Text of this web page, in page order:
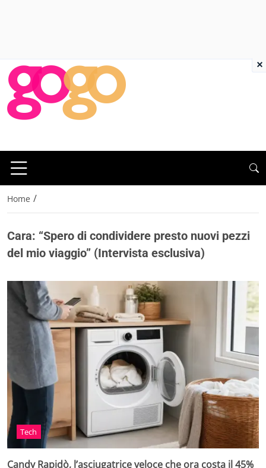
Home /
Cara: “Spero di condividere presto nuovi pezzi
del mio viaggio” (Intervista esclusiva)
Tech
Candy Rapidò, l’asciugatrice veloce che ora costa il 45%
×